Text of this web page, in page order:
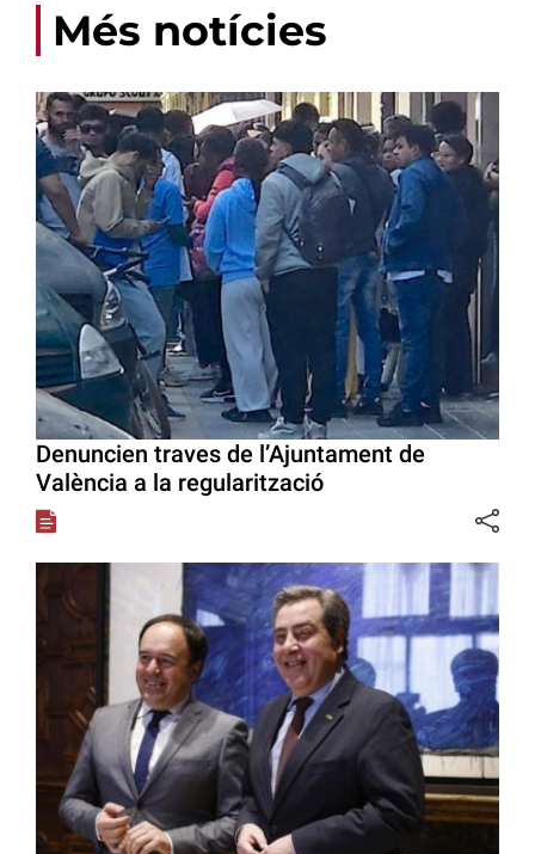
Més notícies
Denuncien traves de l’Ajuntament de
València a la regularització